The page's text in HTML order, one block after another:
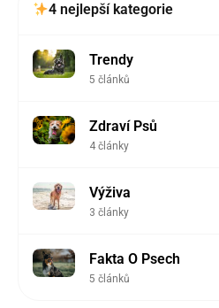
4 nejlepší kategorie
Trendy
5 článků
Zdraví Psů
4 články
Výživa
3 články
Fakta O Psech
5 článků